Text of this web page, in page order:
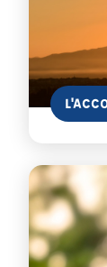
En savoir